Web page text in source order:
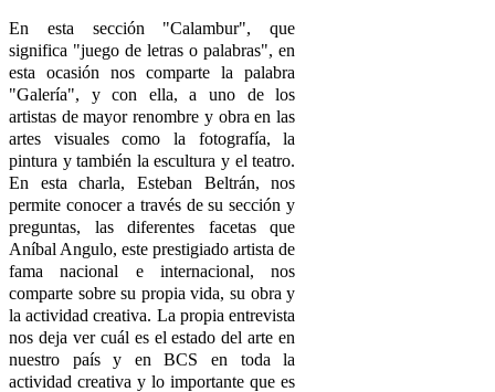
En esta sección "Calambur", que
significa "juego de letras o palabras", en
esta ocasión nos comparte la palabra
"Galería", y con ella, a uno de los
artistas de mayor renombre y obra en las
artes visuales como la fotografía, la
pintura y también la escultura y el teatro.
En esta charla, Esteban Beltrán, nos
permite conocer a través de su sección y
preguntas, las diferentes facetas que
Aníbal Angulo, este prestigiado artista de
fama nacional e internacional, nos
comparte sobre su propia vida, su obra y
la actividad creativa. La propia entrevista
nos deja ver cuál es el estado del arte en
nuestro país y en BCS en toda la
actividad creativa y lo importante que es